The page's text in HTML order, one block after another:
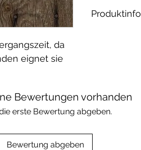
da
eignet sie
Produktinfo
Bewertungen vorhanden
erste Bewertung abgeben.
Bewertung abgeben